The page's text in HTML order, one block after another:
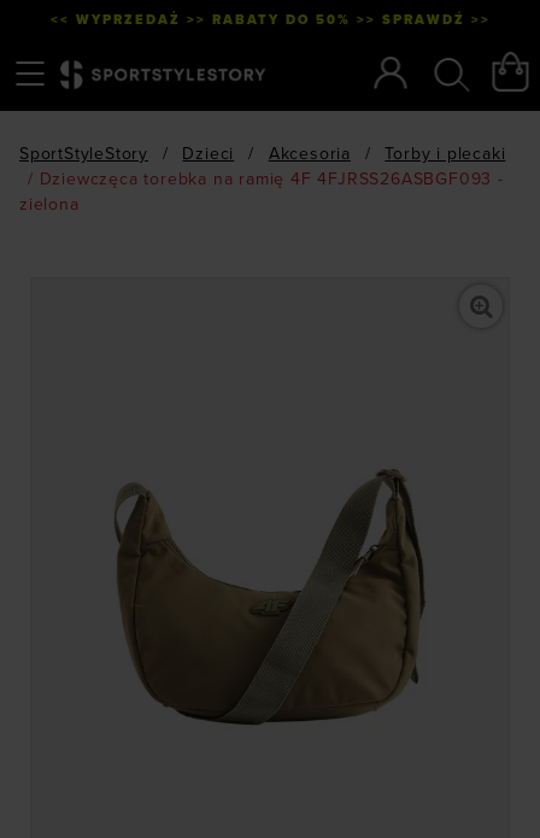
<< WYPRZEDAŻ >> RABATY DO 50% >> SPRAWDŹ >>
SportStyleStory / Dzieci / Akcesoria /
Torby i plecaki
/ Dziewczęca torebka na ramię 4F 4FJRSS26ASBGF093 -
zielona